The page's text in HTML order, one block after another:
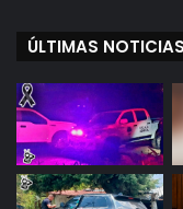
ÚLTIMAS NOTICIAS